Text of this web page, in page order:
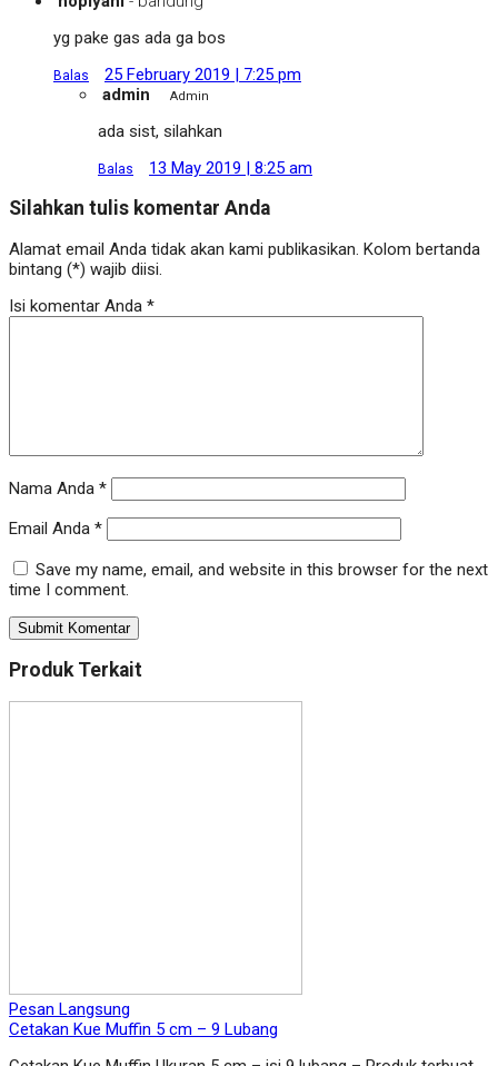
yg pake gas ada ga bos
Balas
25 February 2019 | 7:25 pm
admin
Admin
ada sist, silahkan
Balas 13 May 2019 | 8:25 am
Silahkan tulis komentar Anda
Alamat email Anda tidak akan kami publikasikan. Kolom bertanda
bintang (*) wajib diisi.
Isi komentar Anda *
Nama Anda *
Email Anda *
Save my name, email, and website in this browser for the next
time I comment.
Produk Terkait
Pesan Langsung
Cetakan Kue Muffin 5 cm – 9 Lubang